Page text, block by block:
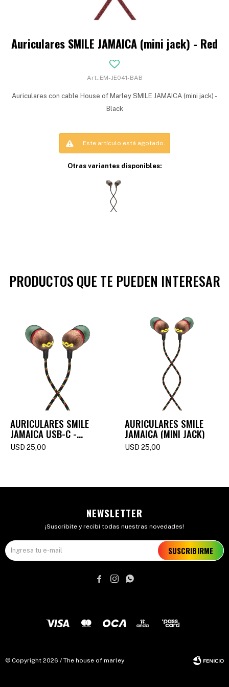
Auriculares SMILE JAMAICA (mini jack) - Red
EM-JE041-BAB
Auriculares con cable House of Marley SMILE JAMAICA (mini jack) -
Black
Este artículo está agotado.
Otras variantes disponibles:
PRODUCTOS QUE TE PUEDEN INTERESAR
AURICULARES SMILE
JAMAICA USB-C -
RASTA
USD 25,00
AURICULARES SMILE
JAMAICA (MINI JACK)
USD 25,00
NEWSLETTER
¡Suscribite y recibí todas nuestras novedades!
SUSCRIBIRME
  
© Copyright 2026 / The house of marley